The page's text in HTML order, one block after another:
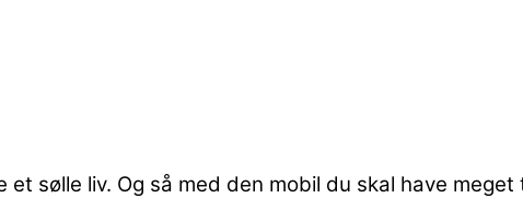
et sølle liv. Og så med den mobil du skal have